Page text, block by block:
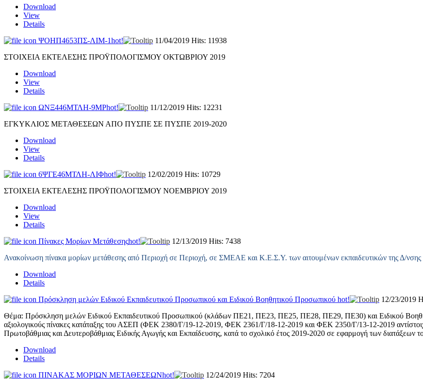
Download
View
Details
ΨΟΗΠ4653ΠΣ-ΛΙΜ-1hot! 11/04/2019 Hits: 11938
ΣΤΟΙΧΕΙΑ ΕΚΤΕΛΕΣΗΣ ΠΡΟΫΠΟΛΟΓΙΣΜΟΥ ΟΚΤΩΒΡΙΟΥ 2019
Download
View
Details
ΩΝΞ446ΜΤΛΗ-9ΜΡhot! 11/12/2019 Hits: 12231
ΕΓΚΥΚΛΙΟΣ ΜΕΤΑΘΕΣΕΩΝ ΑΠΟ ΠΥΣΠΕ ΣΕ ΠΥΣΠΕ 2019-2020
Download
View
Details
6ΨΓΕ46ΜΤΛΗ-ΛΙΦhot! 12/02/2019 Hits: 10729
ΣΤΟΙΧΕΙΑ ΕΚΤΕΛΕΣΗΣ ΠΡΟΫΠΟΛΟΓΙΣΜΟΥ ΝΟΕΜΒΡΙΟΥ 2019
Download
View
Details
Πίνακες Μορίων Μετάθεσηςhot! 12/13/2019 Hits: 7438
Ανακοίνωση πίνακα μορίων μετάθεσης από Περιοχή σε Περιοχή, σε ΣΜΕΑΕ και Κ.Ε.Σ.Υ. των αιτουμένων εκπαιδευτικών της Δ/
Download
Details
Πρόσκληση μελών Ειδικού Εκπαιδευτικού Προσωπικού και Ειδικού Βοηθητικού Προσωπικού hot! 12/23/2019
Θέμα: Πρόσκληση μελών Ειδικού Εκπαιδευτικού Προσωπικού (κλάδων ΠΕ21, ΠΕ23, ΠΕ25, ΠΕ28, ΠΕ29, ΠΕ30) και Ειδικού
αξιολογικούς πίνακες κατάταξης του ΑΣΕΠ (ΦΕΚ 2380/Γ/19-12-2019, ΦΕΚ 2361/Γ/18-12-2019 και ΦΕΚ 2350/Γ/13-12-2019
Πρωτοβάθμιας και Δευτεροβάθμιας Ειδικής Αγωγής και Εκπαίδευσης, κατά το σχολικό έτος 2019-2020 σε εφαρμογή των
Download
Details
ΠΙΝΑΚΑΣ ΜΟΡΙΩΝ ΜΕΤΑΘΕΣΕΩΝhot! 12/24/2019 Hits: 7204